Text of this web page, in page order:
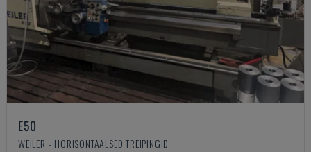
E50
WEILER - HORISONTAALSED TREIPINGID